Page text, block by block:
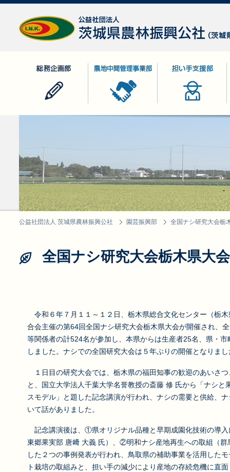
公益社団法人 茨城県農林振興公社 園芸振興部 全国ナシ研究大会栃
全国ナシ研究大会栃木県大
令和６年７月１１～１２日、栃木県総合文化センター（栃
合会主催の第64回全国ナシ研究大会栃木県大会が開催され、
等関係者の計524名が参加し、本県からは生産者25名、県・
しました。ナシでの全国研究大会は５年ぶりの開催となりま
１日目の研究大会では、栃木県の福田知事の歓迎のあいさ
と、国立大学法人千葉大学名誉教授の斎藤 修 氏から「ナシ
スモデル」と題した記念講演が行われ、ナシの需要と供給、
いて話がありました。
記念講演後は、①県オリジナル品種と早期成園化技術の導
東郷果実部 唐﨑 大義 氏）、②明和ナシ産地再生への取組（
した２つの事例発表が行われ、鳥取県の補助事業を活用した
ト栽培の取組みと、担い手の減少により産地の存続危機に直